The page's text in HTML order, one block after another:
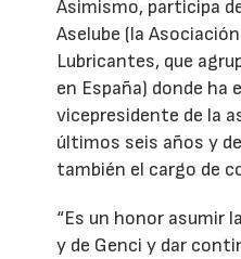
Asimismo, participa
Aselube (la
Lubricantes, que
en España) donde ha
vicepresidente de la
últimos seis años y
también el cargo de
“Es un honor asumir
y de Genci y dar